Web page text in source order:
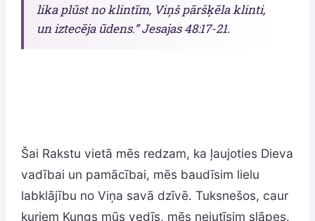
lika plūst no klintīm, Viņš pāršķēla klinti,
un iztecēja ūdens.” Jesajas 48:17-21.
Šai Rakstu vietā mēs redzam, ka ļaujoties Dieva
vadībai un pamācībai, mēs baudīsim lielu
labklājību no Viņa savā dzīvē. Tuksnešos, caur
kuriem Kungs mūs vedīs, mēs nejutīsim slāpes.